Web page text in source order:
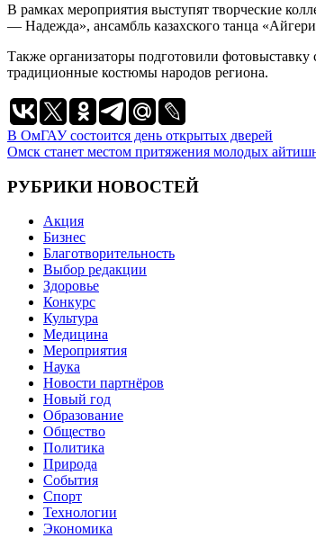
В рамках мероприятия выступят творческие
— Надежда», ансамбль казахского танца
Также организаторы подготовили
традиционные костюмы народов региона.
Навигация
по
записям
В ОмГАУ состоится день открытых дверей
Омск станет местом притяжения молодых
РУБРИКИ НОВОСТЕЙ
Акция
Бизнес
Благотворительность
Выбор редакции
Здоровье
Конкурс
Культура
Медицина
Мероприятия
Наука
Новости партнёров
Новый год
Образование
Общество
Политика
Природа
События
Спорт
Технологии
Экономика